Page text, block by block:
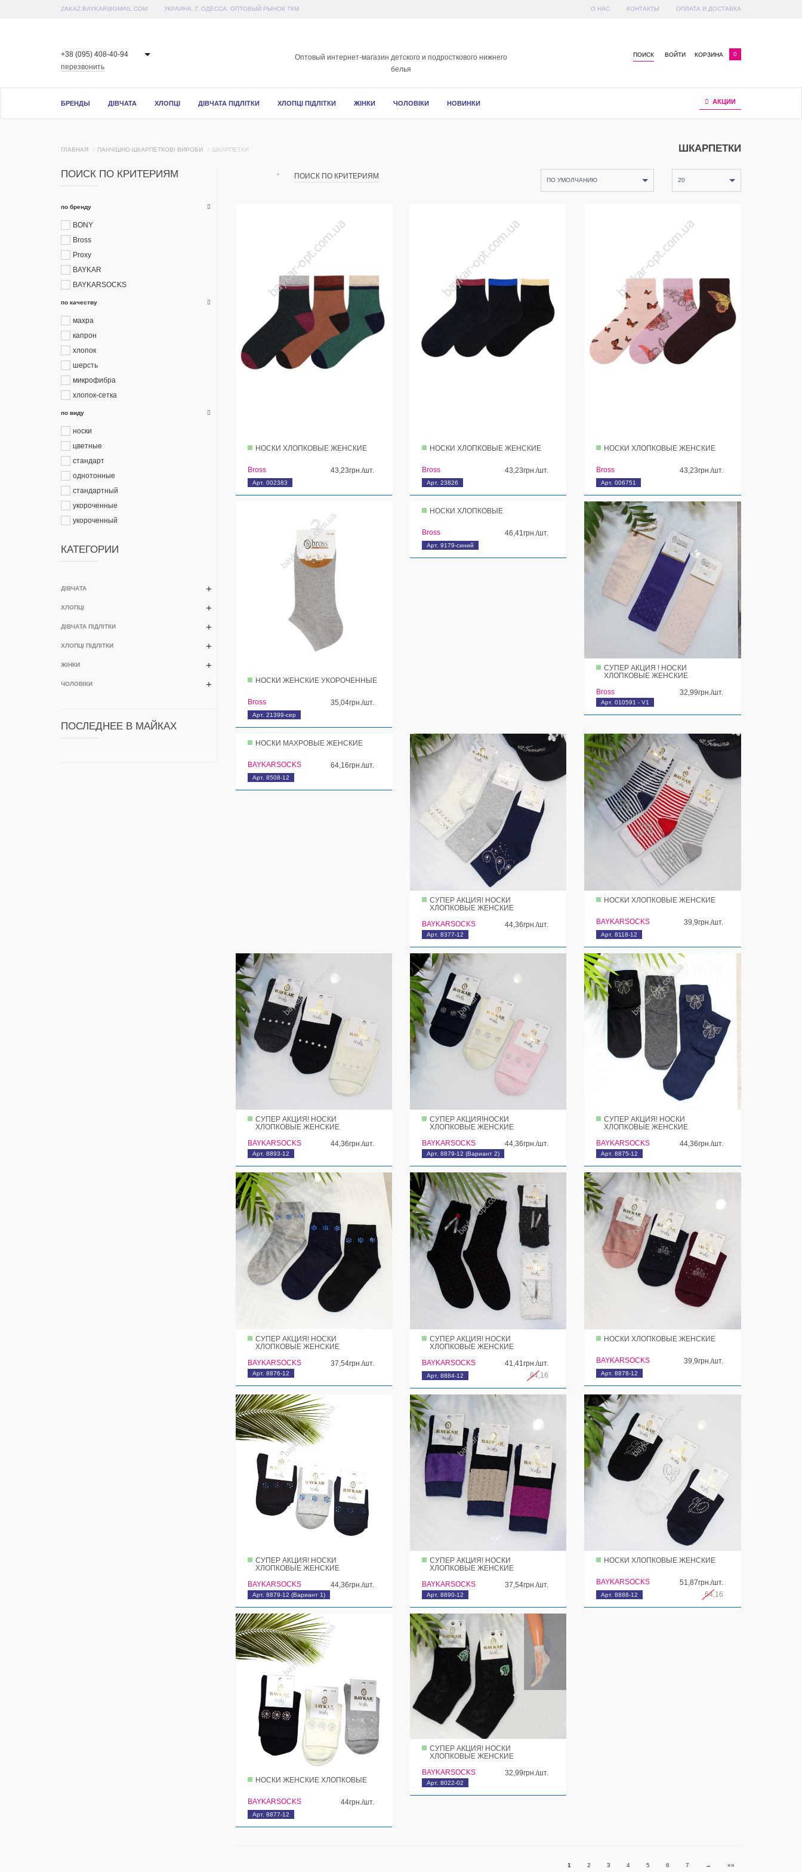
ZAKAZ.BAYKAR@GMAIL.COM УКРАИНА, Г. ОДЕССА, ОПТОВЫЙ РЫНОК 7КМ О НАС КОНТАКТЫ ОПЛАТА И ДОСТАВКА
+38 (095) 408-40-94
перезвонить
Оптовый интернет-магазин детского и подросткового нижнего
белья
ПОИСК ВОЙТИ КОРЗИНА 0
БРЕНДЫ ДІВЧАТА ХЛОПЦІ ДІВЧАТА ПІДЛІТКИ ХЛОПЦІ ПІДЛІТКИ ЖІНКИ ЧОЛОВІКИ НОВИНКИ АКЦИИ
ГЛАВНАЯ ПАНЧІШНО-ШКАРПЕТКОВІ ВИРОБИ ШКАРПЕТКИ ШКАРПЕТКИ
ПОИСК ПО КРИТЕРИЯМ
по бренду
BONY
Bross
Proxy
BAYKAR
BAYKARSOCKS
по качеству
махра
капрон
хлопок
шерсть
микрофибра
хлопок-сетка
по виду
носки
цветные
стандарт
однотонные
стандартный
укороченные
укороченный
КАТЕГОРИИ
ДІВЧАТА
ХЛОПЦІ
ДІВЧАТА ПІДЛІТКИ
ХЛОПЦІ ПІДЛІТКИ
ЖІНКИ
ЧОЛОВІКИ
ПОСЛЕДНЕЕ В МАЙКАХ
ПОИСК ПО КРИТЕРИЯМ ПО УМОЛЧАНИЮ 20
Арт. 002383
НОСКИ ХЛОПКОВЫЕ ЖЕНСКИЕ
Bross 43,23грн./шт.
Арт. 23826
НОСКИ ХЛОПКОВЫЕ ЖЕНСКИЕ
Bross 43,23грн./шт.
Арт. 006751
НОСКИ ХЛОПКОВЫЕ ЖЕНСКИЕ
Bross 43,23грн./шт.
Арт. 21399-сер
НОСКИ ЖЕНСКИЕ УКОРОЧЕННЫЕ
Bross 35,04грн./шт.
Арт. 9179-синий
НОСКИ ХЛОПКОВЫЕ
Bross 46,41грн./шт.
Арт. 010591 - V1
СУПЕР АКЦИЯ ! НОСКИ
ХЛОПКОВЫЕ ЖЕНСКИЕ
Bross
32,99грн./шт.
Арт. 8508-12
НОСКИ МАХРОВЫЕ ЖЕНСКИЕ
BAYKARSOCKS 64,16грн./шт.
Арт. 8377-12
СУПЕР АКЦИЯ! НОСКИ
ХЛОПКОВЫЕ ЖЕНСКИЕ
BAYKARSOCKS
44,36грн./шт.
Арт. 8118-12
НОСКИ ХЛОПКОВЫЕ ЖЕНСКИЕ
BAYKARSOCKS 39,9грн./шт.
Арт. 8893-12
СУПЕР АКЦИЯ! НОСКИ
ХЛОПКОВЫЕ ЖЕНСКИЕ
BAYKARSOCKS
44,36грн./шт.
Арт. 8879-12 (Вариант 2)
СУПЕР АКЦИЯ!НОСКИ
ХЛОПКОВЫЕ ЖЕНСКИЕ
BAYKARSOCKS
44,36грн./шт.
Арт. 8875-12
СУПЕР АКЦИЯ! НОСКИ
ХЛОПКОВЫЕ ЖЕНСКИЕ
BAYKARSOCKS
44,36грн./шт.
Арт. 8876-12
СУПЕР АКЦИЯ! НОСКИ
ХЛОПКОВЫЕ ЖЕНСКИЕ
BAYKARSOCKS
37,54грн./шт.
Арт. 8884-12
СУПЕР АКЦИЯ! НОСКИ
ХЛОПКОВЫЕ ЖЕНСКИЕ
BAYKARSOCKS
41,41грн./шт.
64,16
Арт. 8878-12
НОСКИ ХЛОПКОВЫЕ ЖЕНСКИЕ
BAYKARSOCKS 39,9грн./шт.
Арт. 8879-12 (Вариант 1)
СУПЕР АКЦИЯ! НОСКИ
ХЛОПКОВЫЕ ЖЕНСКИЕ
BAYKARSOCKS
44,36грн./шт.
Арт. 8890-12
СУПЕР АКЦИЯ! НОСКИ
ХЛОПКОВЫЕ ЖЕНСКИЕ
BAYKARSOCKS
37,54грн./шт.
Арт. 8888-12
НОСКИ ХЛОПКОВЫЕ ЖЕНСКИЕ
BAYKARSOCKS
51,87грн./шт.
64,16
Арт. 8877-12
НОСКИ ЖЕНСКИЕ ХЛОПКОВЫЕ
BAYKARSOCKS 44грн./шт.
Арт. 8022-02
СУПЕР АКЦИЯ! НОСКИ
ХЛОПКОВЫЕ ЖЕНСКИЕ
BAYKARSOCKS
32,99грн./шт.
1 2 3 4 5 6 7 → »»